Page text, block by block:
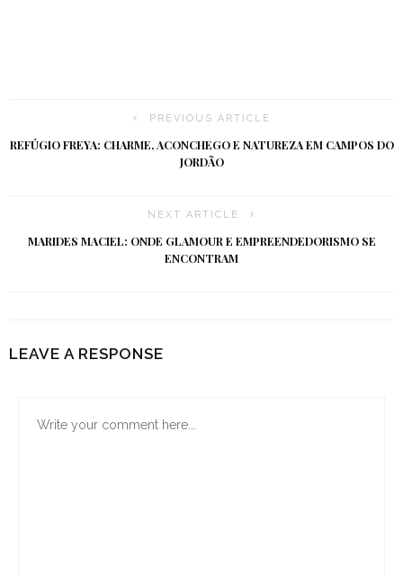
PREVIOUS ARTICLE
REFÚGIO FREYA: CHARME, ACONCHEGO E NATUREZA EM CAMPOS DO
JORDÃO
NEXT ARTICLE
MARIDES MACIEL: ONDE GLAMOUR E EMPREENDEDORISMO SE
ENCONTRAM
LEAVE A RESPONSE